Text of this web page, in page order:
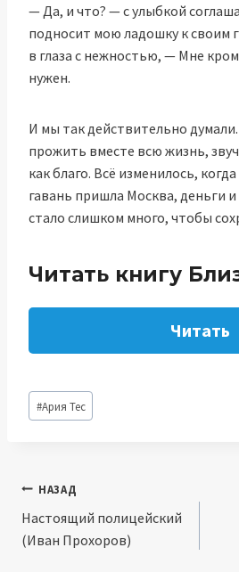
— Да, и что? — с улыбкой
подносит мою ладошку к своим
в глаза с нежностью, — Мне
нужен.
И мы так действительно думали.
прожить вместе всю жизнь,
как благо. Всё изменилось,
гавань пришла Москва, деньги
стало слишком много, чтобы
Читать книгу
Читать
Метки
записи:
#Ария Тес
Навигация
по
НАЗАД
Настоящий полицейский
(Иван Прохоров)